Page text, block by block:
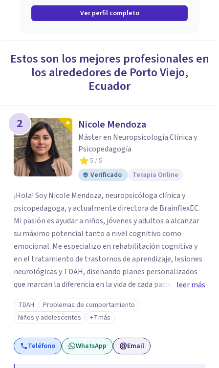
Ver perfil completo
Estos son los mejores profesionales en
los alrededores de Porto Viejo,
Ecuador
2 Nicole Mendoza
Máster en Neuropsicología Clínica y
Psicopedagogía
5 / 5
Verificado
Terapia Online
¡Hola! Soy Nicole Mendoza, neuropsicóloga clínica y
psicopedagoga, y actualmente directora de BrainflexEC.
Mi pasión es ayudar a niños, jóvenes y adultos a alcanzar
su máximo potencial tanto a nivel cognitivo como
emocional. Me especializo en rehabilitación cognitiva y
en el tratamiento de trastornos de aprendizaje, lesiones
neurológicas y TDAH, diseñando planes personalizados
que marcan la diferencia en la vida de cada paciente. Sé lo
desafiantes que pueden ser estos procesos, pero mi
objetivo es acompañarte con las herramientas adecuadas
para mejorar tu calidad de vida.
leer más
TDAH
Problemas de comportamiento
Niños y adolescentes
+7 más
Teléfono WhatsApp Email